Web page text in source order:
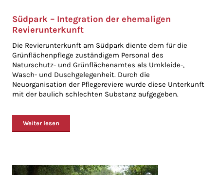
Südpark – Integration der ehemaligen
Revierunterkunft
Die Revierunterkunft am Südpark diente dem für die
Grünflächenpflege zuständigem Personal des
Naturschutz- und Grünflächenamtes als Umkleide-,
Wasch- und Duschgelegenheit. Durch die
Neuorganisation der Pflegereviere wurde diese Unterkunft
mit der baulich schlechten Substanz aufgegeben.
Weiter lesen